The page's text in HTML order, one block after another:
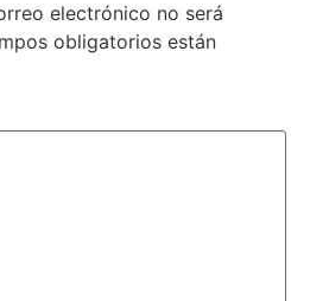
electrónico no será
obligatorios están